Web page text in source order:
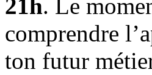
21h. Le
comprendre
ton futur